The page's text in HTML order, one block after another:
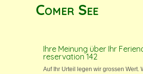
Comer See
Ihre Meinung über Ihr
reservation 142
Auf Ihr Urteil legen wir grossen Wert.